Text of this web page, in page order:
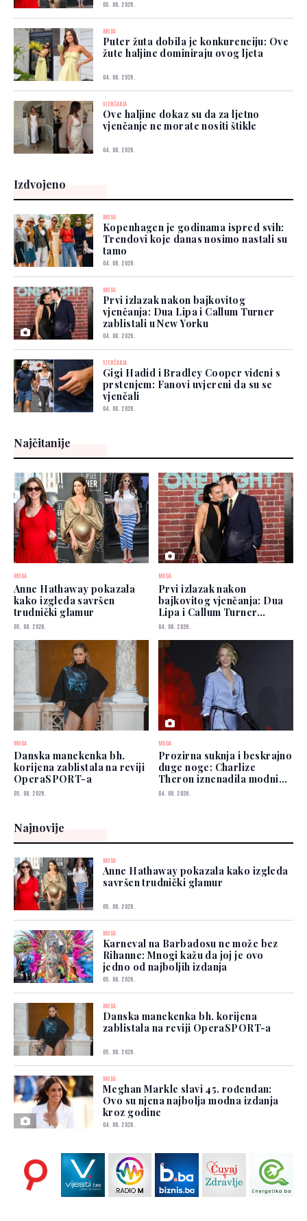
05. 08. 2026.
MODA
Puter žuta dobila je konkurenciju: Ove
žute haljine dominiraju ovog ljeta
04. 08. 2026.
VJENČANJA
Ove haljine dokaz su da za ljetno
vjenčanje ne morate nositi štikle
04. 08. 2026.
Izdvojeno
MODA
Kopenhagen je godinama ispred svih:
Trendovi koje danas nosimo nastali su
tamo
04. 08. 2026.
MODA
Prvi izlazak nakon bajkovitog
vjenčanja: Dua Lipa i Callum Turner
zablistali u New Yorku
04. 08. 2026.
VJENČANJA
Gigi Hadid i Bradley Cooper viđeni s
prstenjem: Fanovi uvjereni da su se
vjenčali
04. 08. 2026.
Najčitanije
MODA
Anne Hathaway pokazala
kako izgleda savršen
trudnički glamur
05. 08. 2026.
MODA
Prvi izlazak nakon
bajkovitog vjenčanja: Dua
Lipa i Callum Turner
zablistali u New Yorku
04. 08. 2026.
MODA
Danska manekenka bh.
korijena zablistala na reviji
OperaSPORT-a
05. 08. 2026.
MODA
Prozirna suknja i beskrajno
duge noge: Charlize
Theron iznenadila modnim
izborom
04. 08. 2026.
Najnovije
MODA
Anne Hathaway pokazala kako izgleda
savršen trudnički glamur
05. 08. 2026.
MODA
Karneval na Barbadosu ne može bez
Rihanne: Mnogi kažu da joj je ovo
jedno od najboljih izdanja
05. 08. 2026.
MODA
Danska manekenka bh. korijena
zablistala na reviji OperaSPORT-a
05. 08. 2026.
MODA
Meghan Markle slavi 45. rođendan:
Ovo su njena najbolja modna izdanja
kroz godine
04. 08. 2026.